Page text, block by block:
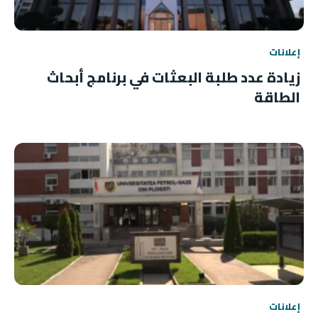
إعلانات
زيادة عدد طلبة البعثات في برنامج أبحاث
الطاقة
إعلانات